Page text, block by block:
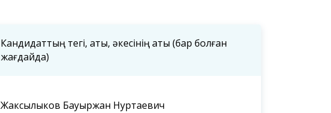
Кандидаттың тегі, аты, әкесінің аты (бар болған
жағдайда)
Жаксылыков Бауыржан Нуртаевич